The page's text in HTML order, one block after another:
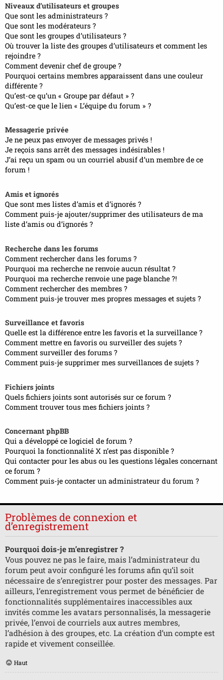
Niveaux d’utilisateurs et groupes
Que sont les administrateurs ?
Que sont les modérateurs ?
Que sont les groupes d’utilisateurs ?
Où trouver la liste des groupes d’utilisateurs et comment les
rejoindre ?
Comment devenir chef de groupe ?
Pourquoi certains membres apparaissent dans une couleur
différente ?
Qu’est-ce qu’un « Groupe par défaut » ?
Qu’est-ce que le lien « L’équipe du forum » ?
Messagerie privée
Je ne peux pas envoyer de messages privés !
Je reçois sans arrêt des messages indésirables !
J’ai reçu un spam ou un courriel abusif d’un membre de ce
forum !
Amis et ignorés
Que sont mes listes d’amis et d’ignorés ?
Comment puis-je ajouter/supprimer des utilisateurs de ma
liste d’amis ou d’ignorés ?
Recherche dans les forums
Comment rechercher dans les forums ?
Pourquoi ma recherche ne renvoie aucun résultat ?
Pourquoi ma recherche renvoie une page blanche ?!
Comment rechercher des membres ?
Comment puis-je trouver mes propres messages et sujets ?
Surveillance et favoris
Quelle est la différence entre les favoris et la surveillance ?
Comment mettre en favoris ou surveiller des sujets ?
Comment surveiller des forums ?
Comment puis-je supprimer mes surveillances de sujets ?
Fichiers joints
Quels fichiers joints sont autorisés sur ce forum ?
Comment trouver tous mes fichiers joints ?
Concernant phpBB
Qui a développé ce logiciel de forum ?
Pourquoi la fonctionnalité X n’est pas disponible ?
Qui contacter pour les abus ou les questions légales concernant
ce forum ?
Comment puis-je contacter un administrateur du forum ?
Problèmes de connexion et
d’enregistrement
Pourquoi dois-je m’enregistrer ?
Vous pouvez ne pas le faire, mais l’administrateur du
forum peut avoir configuré les forums afin qu’il soit
nécessaire de s’enregistrer pour poster des messages. Par
ailleurs, l’enregistrement vous permet de bénéficier de
fonctionnalités supplémentaires inaccessibles aux
invités comme les avatars personnalisés, la messagerie
privée, l’envoi de courriels aux autres membres,
l’adhésion à des groupes, etc. La création d’un compte est
rapide et vivement conseillée.
Haut